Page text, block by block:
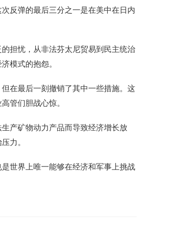
反弹的最后三分之一是在美中在日内
担忧，从非法芬太尼贸易到民主统治
模式的抱怨。
在最后一刻撤销了其中一些措施。这
管们胆战心惊。
产矿物动力产品而导致经济增长放
力。
世界上唯一能够在经济和军事上挑战